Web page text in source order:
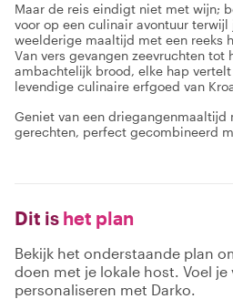
Maar de reis eindigt niet met wijn;
voor op een culinair avontuur terwijl
weelderige maaltijd met een reeks
Van vers gevangen zeevruchten tot
ambachtelijk brood, elke hap
levendige culinaire erfgoed van
Geniet van een driegangenmaaltijd
gerechten, perfect gecombineerd
Dit is het plan
Bekijk het onderstaande plan
doen met je lokale host. Voel
personaliseren met Darko.